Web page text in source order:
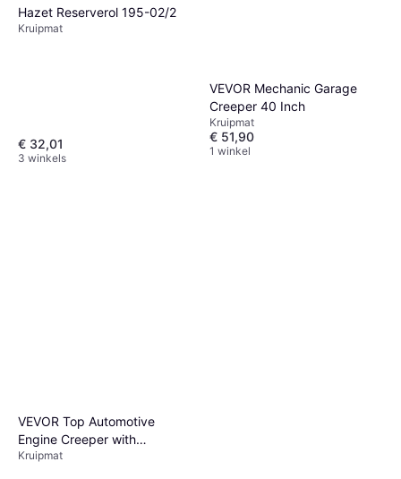
Hazet Reserverol 195-02/2
Kruipmat
€ 32,01
3 winkels
VEVOR Mechanic Garage
Creeper 40 Inch
Kruipmat
€ 51,90
1 winkel
VEVOR Top Automotive
Engine Creeper with
Adjustable Height
Kruipmat